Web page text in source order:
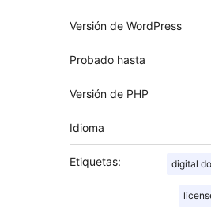
Versión de WordPress
Probado hasta
Versión de PHP
Idioma
Etiquetas: digital